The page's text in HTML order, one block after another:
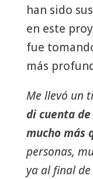
han sido
en este
fue
más
Me llevó un
di cuenta
mucho más
personas,
ya al final